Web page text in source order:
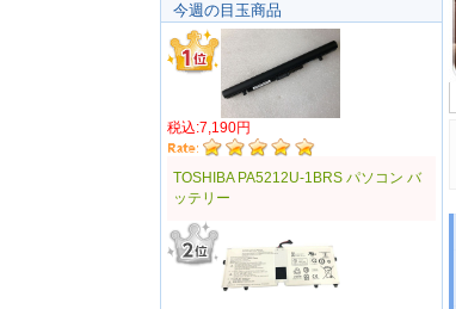
今週の目玉商品
税込:7,190円
TOSHIBA PA5212U-1BRS パソコン バ
ッテリー